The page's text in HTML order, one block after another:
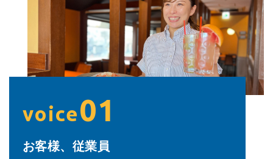
voice01
お客様、従業員